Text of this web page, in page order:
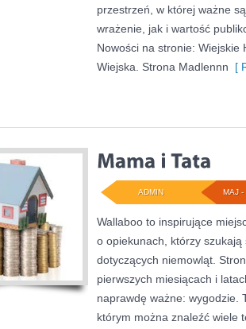
przestrzeń, w której ważne
wrażenie, jak i wartość
Nowości na stronie: Wiejskie
Wiejska. Strona Madlennn [
MAJ -
ADMIN
Wallaboo to inspirujące
o opiekunach, którzy
dotyczących niemowląt.
pierwszych miesiącach i
naprawdę ważne: wygodzie.
którym można znaleźć wiele